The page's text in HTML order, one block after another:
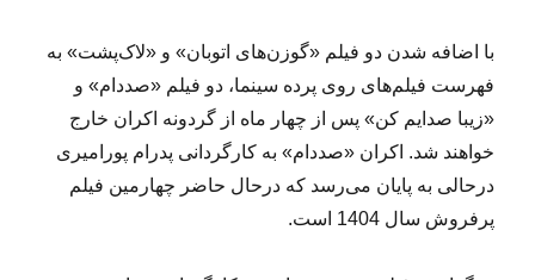
با اضافه شدن دو فیلم «گوزن‌های اتوبان» و «لاک‌پشت» به
فهرست فیلم‌های روی پرده سینما، دو فیلم «صددام» و
«زیبا صدایم کن» پس از چهار ماه از گردونه اکران خارج
خواهند شد. اکران «صددام» به کارگردانی پدرام پورامیری
درحالی به پایان می‌رسد که درحال حاضر چهارمین فیلم
پرفروش سال 1404 است.